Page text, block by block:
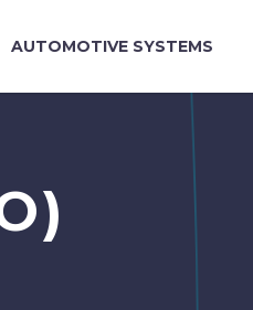
AUTOMOTIVE SYSTEMS